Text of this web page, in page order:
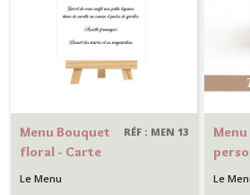
Menu Bouquet
floral - Carte
personnalisée,
RÉF : MEN 13
Le Menu
Menu
Le